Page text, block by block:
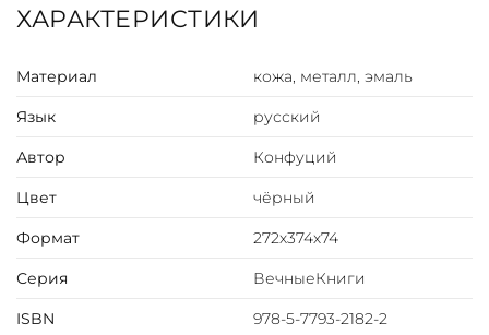
ХАРАКТЕРИСТИКИ
Материал кожа, металл, эмаль
Язык русский
Автор Конфуций
Цвет чёрный
Формат 272х374х74
Серия ВечныеКниги
ISBN 978-5-7793-2182-2